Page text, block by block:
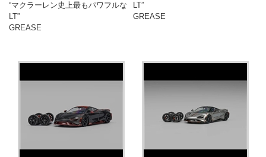
“マクラーレン史上最もパワフルな
LT”
GREASE
LT”
GREASE